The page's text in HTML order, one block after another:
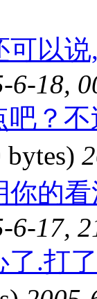
可以
6-18,
吧？
bytes)
你的
6-17,
了.打